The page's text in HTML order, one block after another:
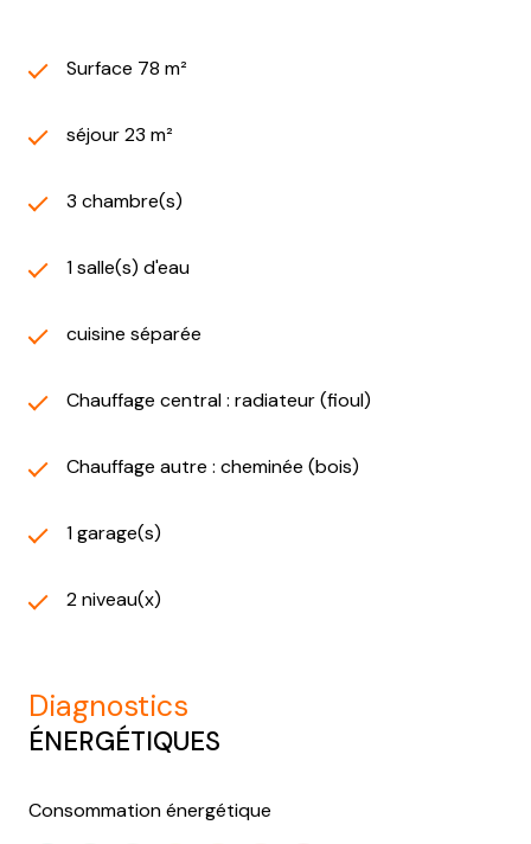
Surface 78 m²
séjour 23 m²
3 chambre(s)
1 salle(s) d'eau
cuisine séparée
Chauffage central : radiateur (fioul)
Chauffage autre : cheminée (bois)
1 garage(s)
2 niveau(x)
diagnostics
ÉNERGÉTIQUES
Consommation énergétique